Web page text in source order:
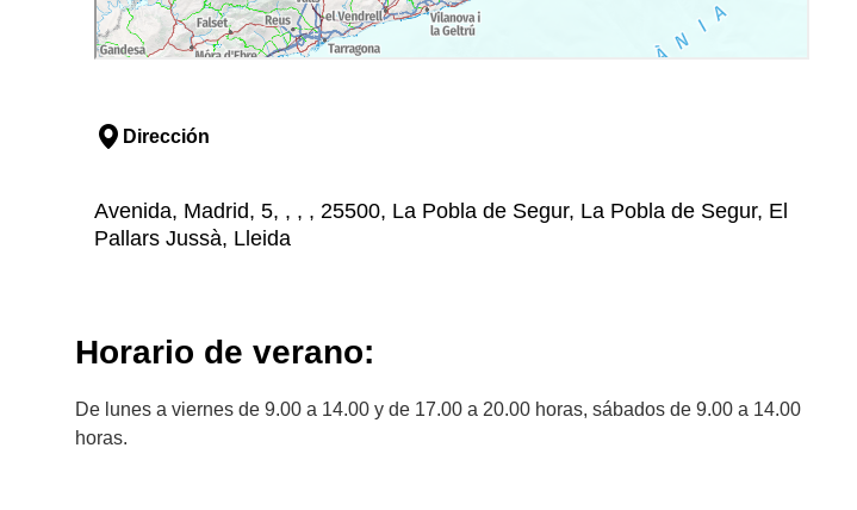
Dirección
Avenida, Madrid, 5, , , , 25500, La Pobla de Segur, La Pobla de Segur, El
Pallars Jussà, Lleida
Horario de verano:
De lunes a viernes de 9.00 a 14.00 y de 17.00 a 20.00 horas, sábados de 9.00 a 14.00
horas.